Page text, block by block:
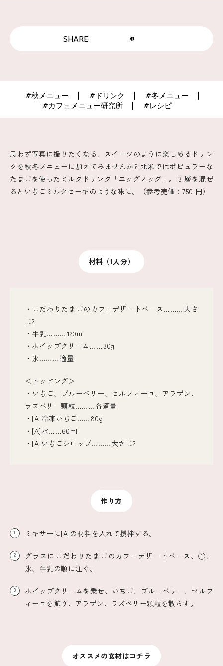
SHARE
#秋メニュー #ドリンク
#冬メニュー
#カフェメニュー研究所
#レシピ
思わず写真に撮りたくなる、スイーツのように楽しめるドリン
クを秋冬メニューに加えてみませんか? 北米ではポピュラーな
たまごを使ったミルクドリンク「エッグノッグ」。 3 層を混ぜ
るといちごミルクセーキのような味に。（参考売価：750 円）
材料（1人分）
・こだわりたまごのカフェデザートベース………大さ
じ2
・牛乳………120ml
・ホイップクリーム……30g
・氷………適量
＜トッピング＞
・いちご、ブルーベリー、セルフィーユ、アラザン、
ラズベリー顆粒………各適量
・[A]冷凍いちご……80g
・[A]水……60ml
・[A]いちごシロップ………大さじ2
作り方
1 ミキサーに[A]の材料を入れて撹拌する。
2
グラスにこだわりたまごのカフェデザートベース、①、
氷、牛乳の順に注ぐ。
3
ホイップクリームを乗せ、いちご、ブルーベリー、セルフ
ィーユを飾り、アラザン、ラズベリー顆粒を散らす。
オススメの食材はコチラ